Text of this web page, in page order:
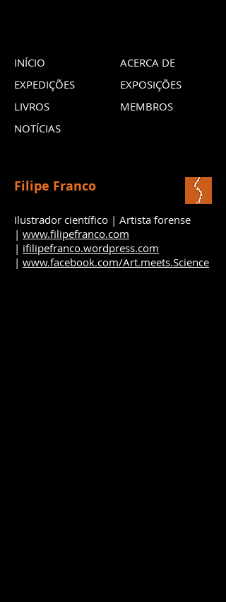
INÍCIO
EXPEDIÇÕES
LIVROS
ACERCA DE
EXPOSIÇÕES
MEMBROS
NOTÍCIAS
Filipe Franco
Ilustrador científico | Artista forense
| www.filipefranco.com
| ifilipefranco.wordpress.com
| www.facebook.com/Art.meets.Science